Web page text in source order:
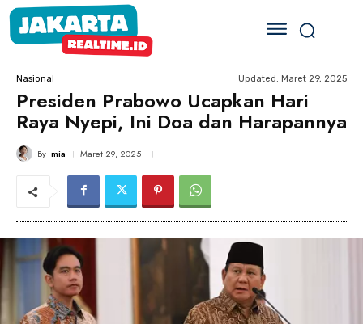
Nasional Updated: Maret 29, 2025
Presiden Prabowo Ucapkan Hari
Raya Nyepi, Ini Doa dan Harapannya
By mia Maret 29, 2025